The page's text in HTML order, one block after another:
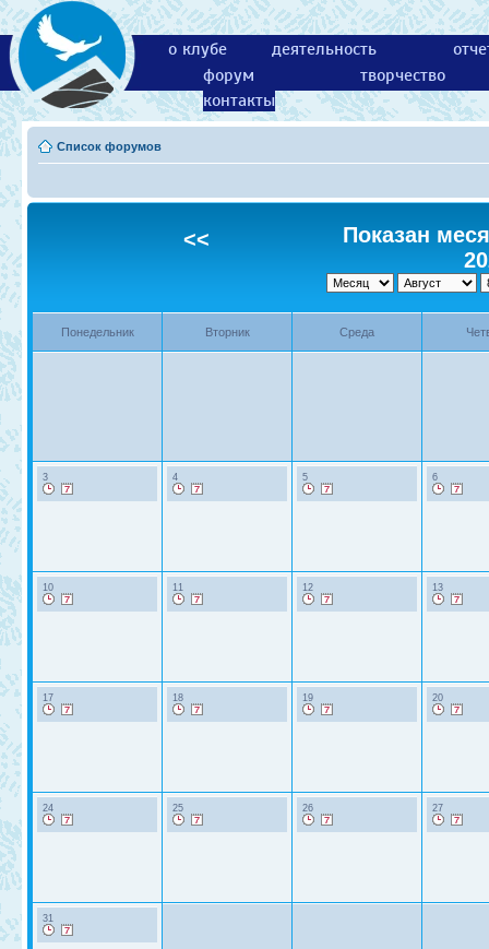
о клубе деятельность
форум
творчество
контакты
Список форумов
<<
Показан
Понедельник Вторник Среда
3 4 5 6
10 11 12 13
17 18 19 20
24 25 26 27
31